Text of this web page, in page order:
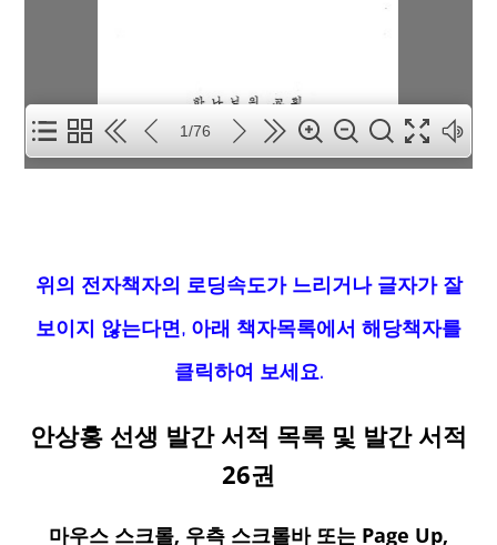
1/76
위의 전자책자의 로딩속도가 느리거나 글자가 잘
보이지 않는다면, 아래 책자목록에서 해당책자를
클릭하여 보세요.
안상홍 선생 발간 서적 목록 및 발간 서적
26권
마우스 스크롤, 우측 스크롤바 또는 Page Up,